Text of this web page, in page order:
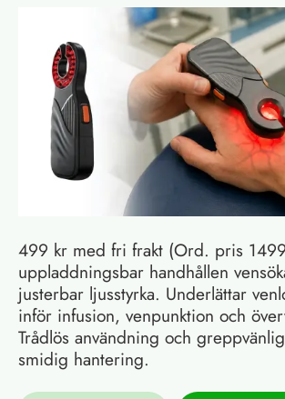
499 kr med fri frakt (Ord. pris
uppladdningsbar handhållen
justerbar ljusstyrka. Underlättar
inför infusion, venpunktion och
Trådlös användning och
smidig hantering.